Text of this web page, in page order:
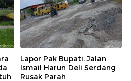
Lapor Pak Bupati, Jalan
Ismail Harun Deli Serdang
Rusak Parah